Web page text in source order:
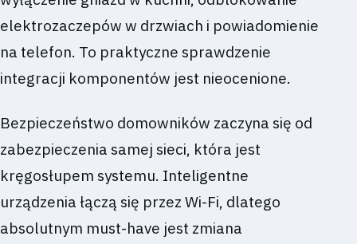
elektrozaczepów w drzwiach i powiadomienie
na telefon. To praktyczne sprawdzenie
integracji komponentów jest nieocenione.
Bezpieczeństwo domowników zaczyna się od
zabezpieczenia samej sieci, która jest
kręgosłupem systemu. Inteligentne
urządzenia łączą się przez Wi-Fi, dlatego
absolutnym must-have jest zmiana